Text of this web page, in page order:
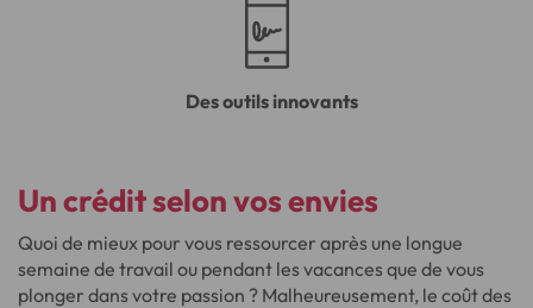
Des outils innovants
Un crédit selon vos envies
Quoi de mieux pour vous ressourcer après une longue
semaine de travail ou pendant les vacances que de vous
plonger dans votre passion ? Malheureusement, le coût des